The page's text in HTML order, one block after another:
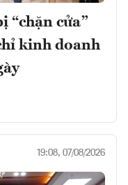
“chặn cửa”
kinh doanh
19:08, 07/08/2026